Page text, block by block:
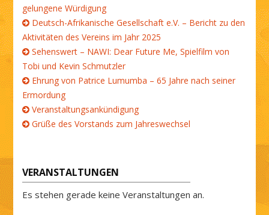
gelungene Würdigung
Deutsch-Afrikanische Gesellschaft e.V. – Bericht zu den
Aktivitäten des Vereins im Jahr 2025
Sehenswert – NAWI: Dear Future Me, Spielfilm von
Tobi und Kevin Schmutzler
Ehrung von Patrice Lumumba – 65 Jahre nach seiner
Ermordung
Veranstaltungsankündigung
Grüße des Vorstands zum Jahreswechsel
VERANSTALTUNGEN
Es stehen gerade keine Veranstaltungen an.